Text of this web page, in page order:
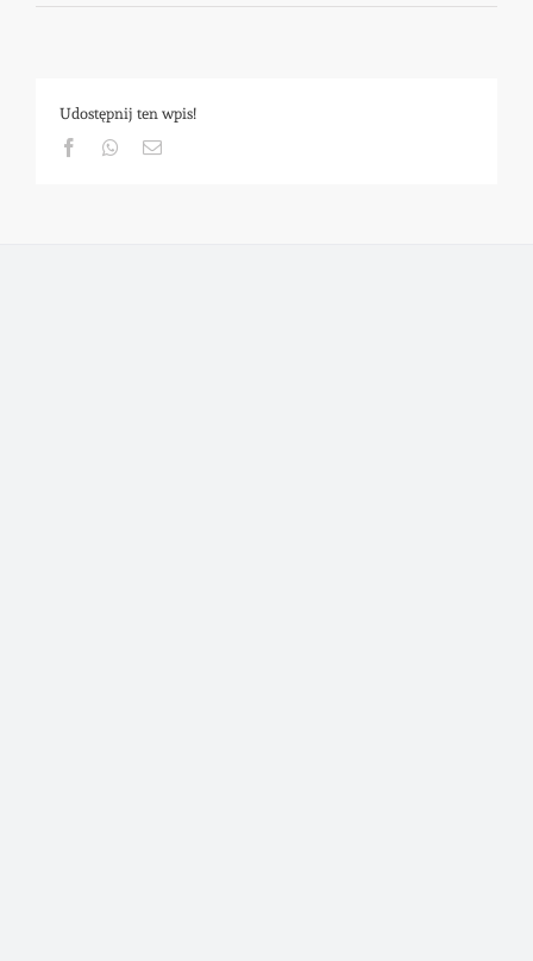
Udostępnij ten wpis!
FacebookWhatsapp
Email